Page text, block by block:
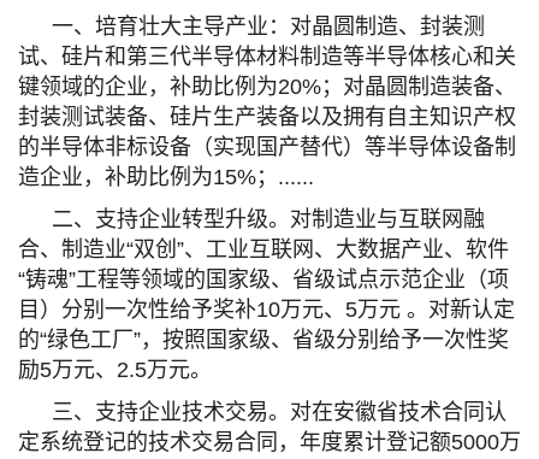
一、培育壮大主导产业：对晶圆制造、封装测
试、硅片和第三代半导体材料制造等半导体核心和关
键领域的企业，补助比例为20%；对晶圆制造装备、
封装测试装备、硅片生产装备以及拥有自主知识产权
的半导体非标设备（实现国产替代）等半导体设备制
造企业，补助比例为15%；......
二、支持企业转型升级。对制造业与互联网融
合、制造业“双创”、工业互联网、大数据产业、软件
“铸魂”工程等领域的国家级、省级试点示范企业（项
目）分别一次性给予奖补10万元、5万元 。对新认定
的“绿色工厂”，按照国家级、省级分别给予一次性奖
励5万元、2.5万元。
三、支持企业技术交易。对在安徽省技术合同认
定系统登记的技术交易合同，年度累计登记额5000万